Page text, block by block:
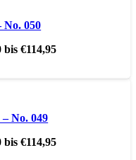
No. 050
bis €114,95
No. 049
bis €114,95